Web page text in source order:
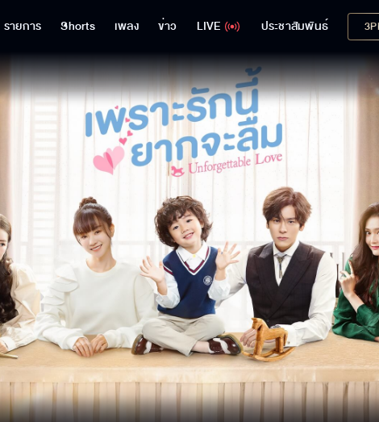
รายการ Shorts เพลง ข่าว LIVE ประชาสัมพันธ์